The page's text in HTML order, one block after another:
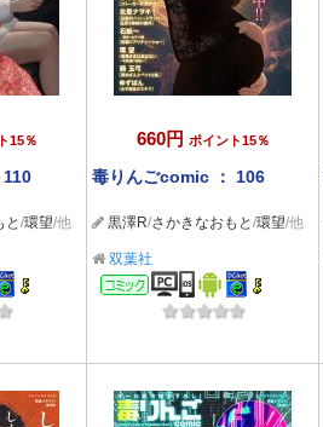
15％
と /環望/他
660円 ポイント15％
毒りんごcomic ： 106
黒澤R/さかきなおもと /環望/他
双葉社
コミック